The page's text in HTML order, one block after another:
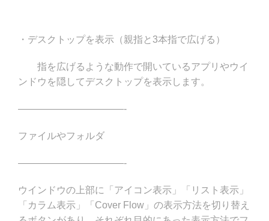
・デスクトップを表示（親指と3本指で広げる）
指を広げるような動作で開いているアプリやウイ
ンドウを隠してデスクトップを表示します。
———————————-
ファイルやフォルダ
———————————-
ウインドウの上部に「アイコン表示」「リスト表示」
「カラム表示」「Cover Flow」の表示方法を切り替え